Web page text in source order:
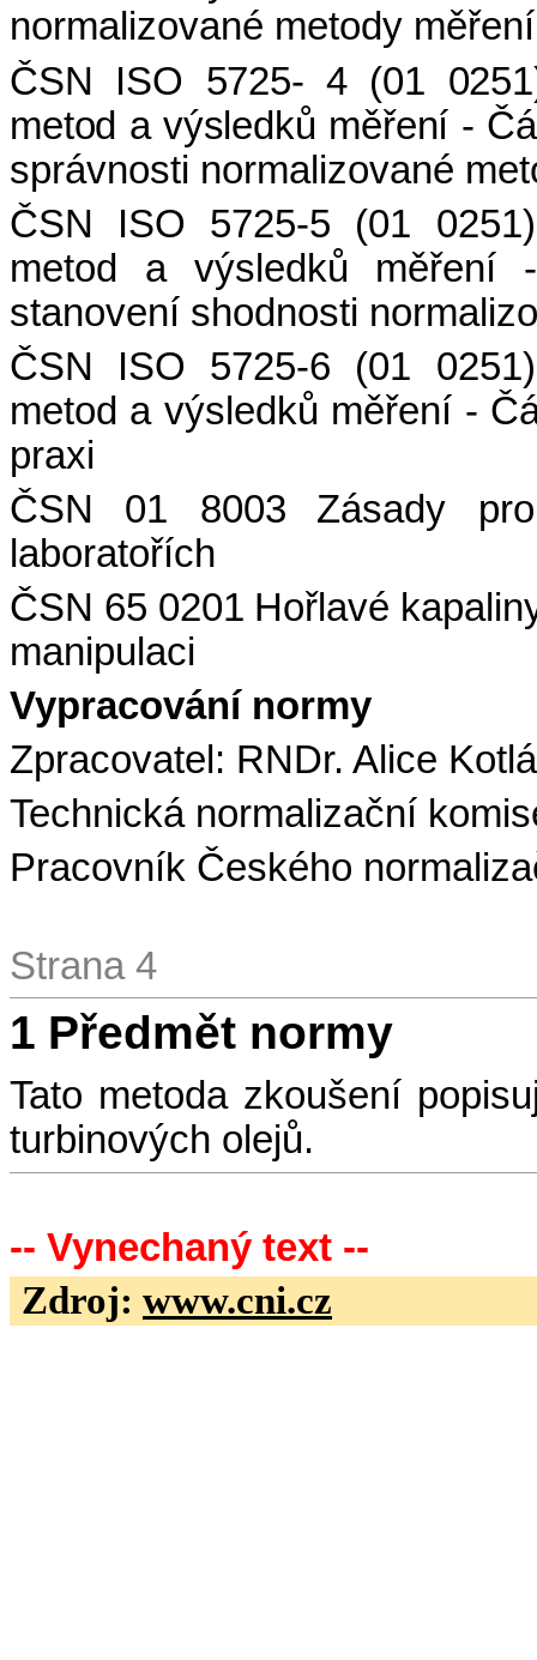
normalizované metody měření
ČSN ISO 5725- 4 (01
metod a výsledků měření -
správnosti normalizované
ČSN ISO 5725-5 (01 0251)
metod a výsledků měření
stanovení shodnosti
ČSN ISO 5725-6 (01 0251)
metod a výsledků měření -
praxi
ČSN 01 8003
Zásady
laboratořích
ČSN 65 0201 Hořlavé
manipulaci
Vypracování normy
Zpracovatel: RNDr. Alice
Technická normalizační
Pracovník Českého
Strana 4
1 Předmět normy
Tato metoda zkoušení
turbinových olejů.
-- Vynechaný text --
Zdroj: www.cni.cz